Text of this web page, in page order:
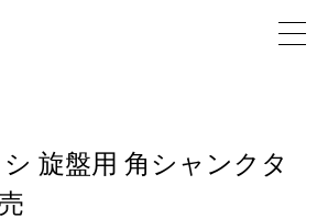
旋盤用 角シャンクタ